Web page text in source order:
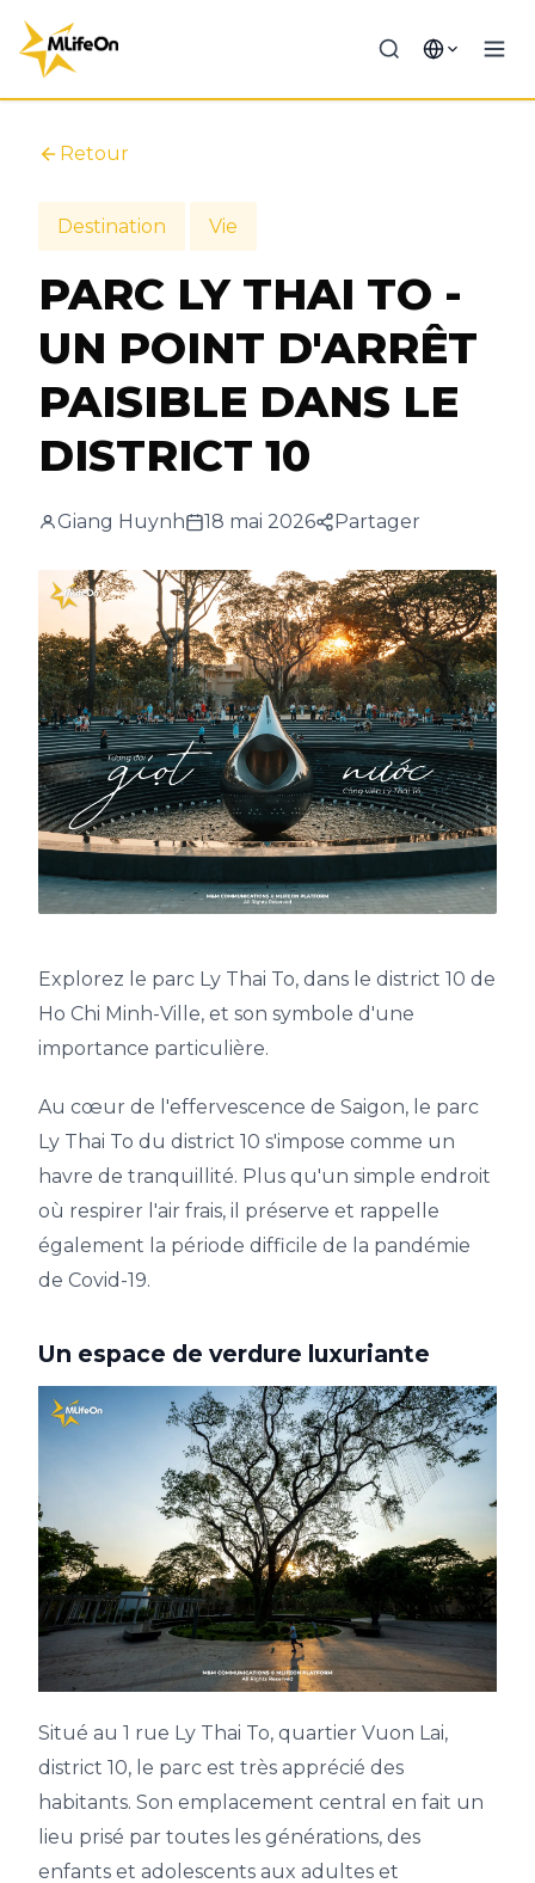
Retour
Destination Vie
PARC LY THAI TO -
UN POINT D'ARRÊT
PAISIBLE DANS LE
DISTRICT 10
Giang Huynh 18 mai 2026 Partager
Explorez le parc Ly Thai To, dans le district 10 de
Ho Chi Minh-Ville, et son symbole d'une
importance particulière.
Au cœur de l'effervescence de Saigon, le parc
Ly Thai To du district 10 s'impose comme un
havre de tranquillité. Plus qu'un simple endroit
où respirer l'air frais, il préserve et rappelle
également la période difficile de la pandémie
de Covid-19.
Un espace de verdure luxuriante
Situé au 1 rue Ly Thai To, quartier Vuon Lai,
district 10, le parc est très apprécié des
habitants. Son emplacement central en fait un
lieu prisé par toutes les générations, des
enfants et adolescents aux adultes et